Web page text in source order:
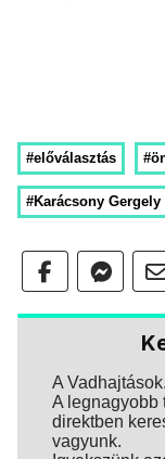
#előválasztás
#Karácsony Gergely
A
A legnagyobb
direktben
vagyunk.